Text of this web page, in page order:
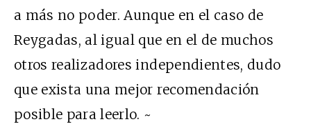
a más no poder. Aunque en el caso de
Reygadas, al igual que en el de muchos
otros realizadores independientes, dudo
que exista una mejor recomendación
posible para leerlo. ~